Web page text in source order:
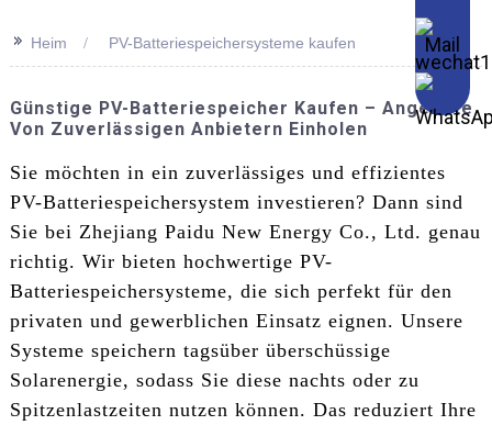
>> Heim PV-Batteriespeichersysteme kaufen
Günstige PV-Batteriespeicher Kaufen – Angebote
Von Zuverlässigen Anbietern Einholen
Sie möchten in ein zuverlässiges und effizientes
PV-Batteriespeichersystem investieren? Dann sind
Sie bei Zhejiang Paidu New Energy Co., Ltd. genau
richtig. Wir bieten hochwertige PV-
Batteriespeichersysteme, die sich perfekt für den
privaten und gewerblichen Einsatz eignen. Unsere
Systeme speichern tagsüber überschüssige
Solarenergie, sodass Sie diese nachts oder zu
Spitzenlastzeiten nutzen können. Das reduziert Ihre